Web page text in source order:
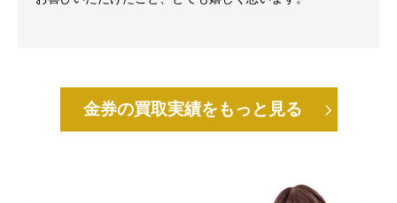
金券の買取実績をもっと見る